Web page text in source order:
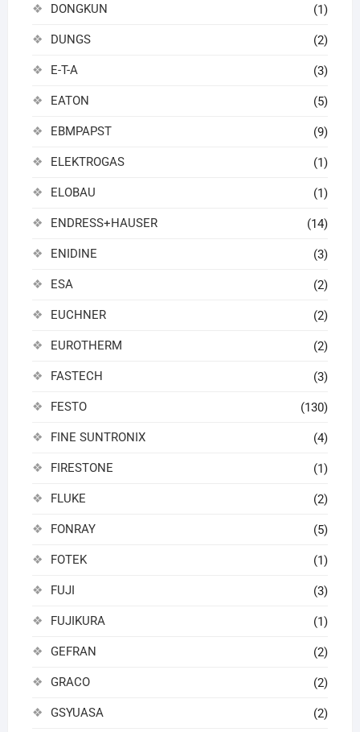
DONGKUN (1)
DUNGS (2)
E-T-A (3)
EATON (5)
EBMPAPST (9)
ELEKTROGAS (1)
ELOBAU (1)
ENDRESS+HAUSER (14)
ENIDINE (3)
ESA (2)
EUCHNER (2)
EUROTHERM (2)
FASTECH (3)
FESTO (130)
FINE SUNTRONIX (4)
FIRESTONE (1)
FLUKE (2)
FONRAY (5)
FOTEK (1)
FUJI (3)
FUJIKURA (1)
GEFRAN (2)
GRACO (2)
GSYUASA (2)